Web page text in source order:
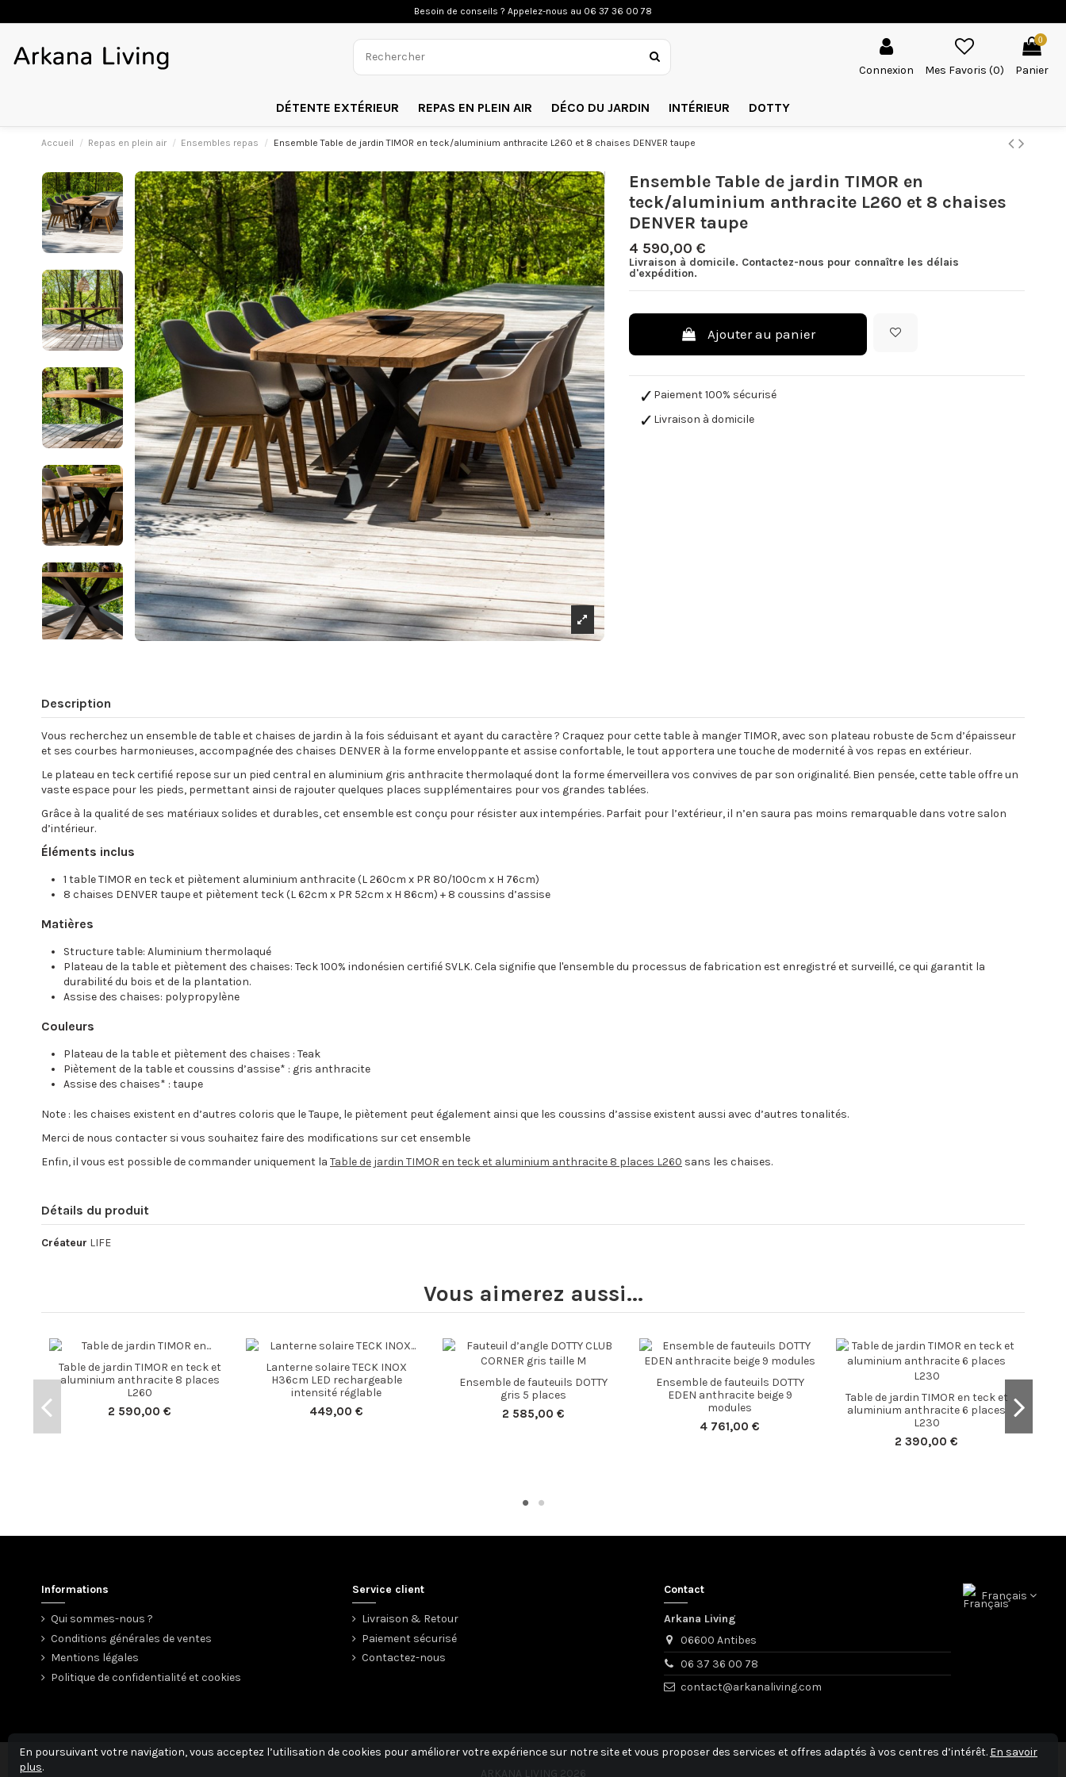
Besoin de conseils ? Appelez-nous au 06 37 36 00 78
Connexion Mes Favoris (0)
0
Panier
DÉTENTE EXTÉRIEUR REPAS EN PLEIN AIR DÉCO DU JARDIN INTÉRIEUR DOTTY
Accueil Repas en plein air Ensembles repas Ensemble Table de jardin TIMOR en teck/aluminium anthracite L260 et 8 chaises DENVER taupe
Ensemble Table de jardin TIMOR en
teck/aluminium anthracite L260 et 8 chaises
DENVER taupe
4 590,00 €
Livraison à domicile. Contactez-nous pour connaître les délais
d'expédition.
Ajouter au panier
Paiement 100% sécurisé
Livraison à domicile
Description
Vous recherchez un ensemble de table et chaises de jardin à la fois séduisant et ayant du caractère ? Craquez pour cette table à manger TIMOR, avec son plateau robuste de 5cm d’épaisseur
et ses courbes harmonieuses, accompagnée des chaises DENVER à la forme enveloppante et assise confortable, le tout apportera une touche de modernité à vos repas en extérieur.
Le plateau en teck certifié repose sur un pied central en aluminium gris anthracite thermolaqué dont la forme émerveillera vos convives de par son originalité. Bien pensée, cette table offre un
vaste espace pour les pieds, permettant ainsi de rajouter quelques places supplémentaires pour vos grandes tablées.
Grâce à la qualité de ses matériaux solides et durables, cet ensemble est conçu pour résister aux intempéries. Parfait pour l’extérieur, il n’en saura pas moins remarquable dans votre salon
d’intérieur.
Éléments inclus
1 table TIMOR en teck et piètement aluminium anthracite (L 260cm x PR 80/100cm x H 76cm)
8 chaises DENVER taupe et piètement teck (L 62cm x PR 52cm x H 86cm) + 8 coussins d’assise
Matières
Structure table: Aluminium thermolaqué
Plateau de la table et piètement des chaises: Teck 100% indonésien certifié SVLK. Cela signifie que l'ensemble du processus de fabrication est enregistré et surveillé, ce qui garantit la
durabilité du bois et de la plantation.
Assise des chaises: polypropylène
Couleurs
Plateau de la table et piètement des chaises : Teak
Piètement de la table et coussins d’assise* : gris anthracite
Assise des chaises* : taupe
Note : les chaises existent en d’autres coloris que le Taupe, le piètement peut également ainsi que les coussins d’assise existent aussi avec d’autres tonalités.
Merci de nous contacter si vous souhaitez faire des modifications sur cet ensemble
Enfin, il vous est possible de commander uniquement la Table de jardin TIMOR en teck et aluminium anthracite 8 places L260 sans les chaises.
Détails du produit
Créateur LIFE
Vous aimerez aussi...
Table de jardin TIMOR en teck et
aluminium anthracite 8 places
L260
2 590,00 €
Lanterne solaire TECK INOX
H36cm LED rechargeable
intensité réglable
449,00 €
Ensemble de fauteuils DOTTY
gris 5 places
2 585,00 €
Ensemble de fauteuils DOTTY
EDEN anthracite beige 9
modules
4 761,00 €
Table de jardin TIMOR en teck et
aluminium anthracite 6 places
L230
2 390,00 €
Informations
Qui sommes-nous ?
Conditions générales de ventes
Mentions légales
Politique de confidentialité et cookies
Service client
Livraison & Retour
Paiement sécurisé
Contactez-nous
Contact
Arkana Living
06600 Antibes
06 37 36 00 78
contact@arkanaliving.com
Français
ARKANA LIVING 2026
En poursuivant votre navigation, vous acceptez l’utilisation de cookies pour améliorer votre expérience sur notre site et vous proposer des services et offres adaptés à vos centres d’intérêt. En savoir
plus.